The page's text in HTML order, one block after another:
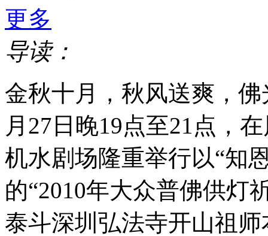
更多
导读：
金秋十月，秋风送爽，
月27日晚19点至21点，
机水剧场隆重举行以“知
的“2010年大众普佛供灯
泰斗深圳弘法寺开山祖